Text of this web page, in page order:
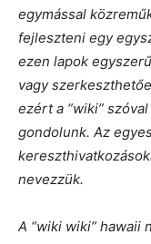
egymással
fejleszteni egy
ezen lapok
vagy
ezért a “wiki”
gondolunk. Az
nevezzük.
A “wiki wiki” hawaii